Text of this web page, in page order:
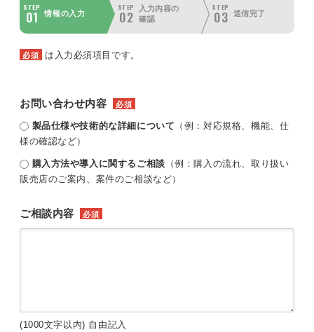
STEP
01 情報の入力
STEP
02
入力内容の
確認
STEP
03 送信完了
必須 は入力必須項目です。
お問い合わせ内容 必須
製品仕様や技術的な詳細について （例：対応規格、機能、仕
様の確認など）
購入方法や導入に関するご相談 （例：購入の流れ、取り扱い
販売店のご案内、案件のご相談など）
ご相談内容 必須
(1000文字以内) 自由記入